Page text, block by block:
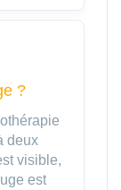
?
deux
visible,
est